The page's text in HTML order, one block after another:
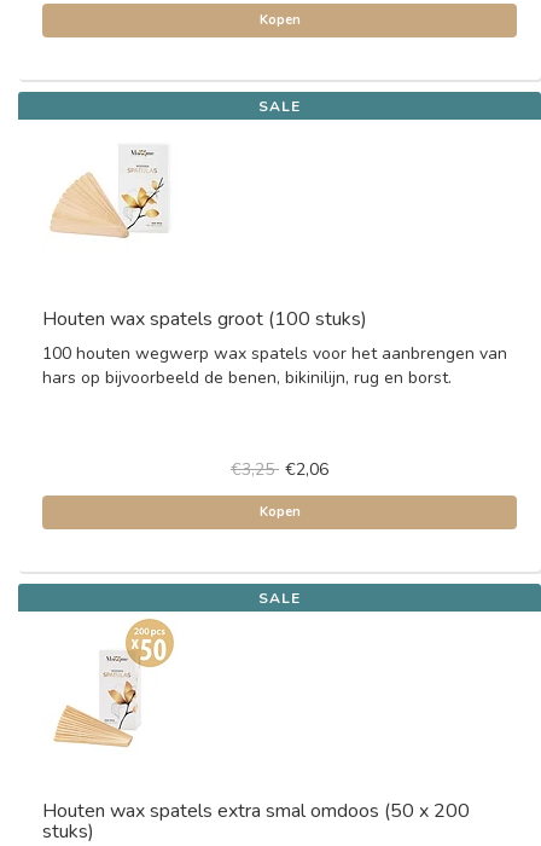
Kopen
SALE
Houten wax spatels groot (100 stuks)
100 houten wegwerp wax spatels voor het aanbrengen van
hars op bijvoorbeeld de benen, bikinilijn, rug en borst.
€3,25 €2,06
Kopen
SALE
Houten wax spatels extra smal omdoos (50 x 200
stuks)